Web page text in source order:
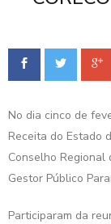
No dia cinco de
Receita do Estado
Conselho Regional
Gestor Público
Participaram da